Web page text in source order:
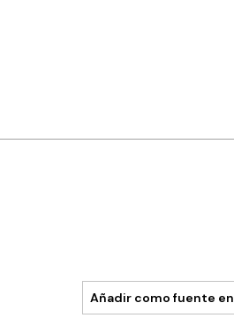
Añadir como fuente en